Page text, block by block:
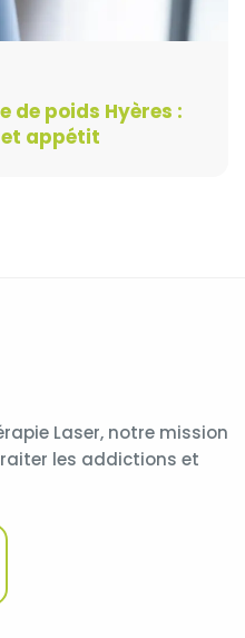
de poids Hyères :
appétit
Laser, notre mission
les addictions et